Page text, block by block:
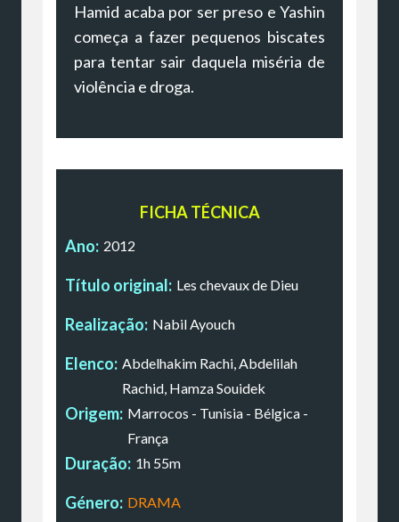
Hamid acaba por ser preso e Yashin
começa a fazer pequenos biscates
para tentar sair daquela miséria de
violência e droga.
FICHA TÉCNICA
Ano: 2012
Título original: Les chevaux de Dieu
Realização: Nabil Ayouch
Elenco: Abdelhakim Rachi, Abdelilah
Rachid, Hamza Souidek
Origem: Marrocos - Tunisia - Bélgica -
França
Duração: 1h 55m
Género: DRAMA